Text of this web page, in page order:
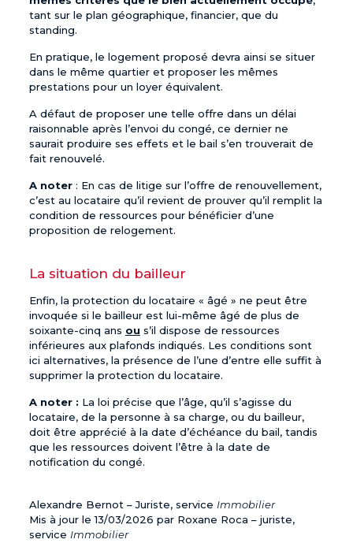
tant sur le plan géographique, financier, que du
standing.
En pratique, le logement proposé devra ainsi se situer
dans le même quartier et proposer les mêmes
prestations pour un loyeréquivalent.
A défaut de proposer une telle offre dans un délai
raisonnable après l’envoi du congé, ce dernier ne
saurait produire ses effets et le bail s’en trouverait de
fait renouvelé.
A noter: En cas de litige sur l’offre de renouvellement,
c’est au locataire qu’il revient de prouver qu’il remplit la
condition de ressources pour bénéficier d’une
proposition de relogement.
La situation du bailleur
Enfin, la protection du locataire « âgé » ne peut être
invoquée si le bailleur est lui-même âgé de plus de
soixante-cinq ans ou s’il dispose de ressources
inférieures aux plafonds indiqués. Les conditions sont
ici alternatives, la présence de l’une d’entre elle suffit à
supprimer la protection du locataire.
A noter : La loi précise que l’âge, qu’il s’agisse du
locataire, de la personne à sa charge, ou du bailleur,
doit être apprécié à la date d’échéance du bail, tandis
que les ressources doivent l’être à la date de
notification du congé.
Alexandre Bernot – Juriste, service Immobilier
Mis à jour le 13/03/2026 par Roxane Roca – juriste,
service Immobilier